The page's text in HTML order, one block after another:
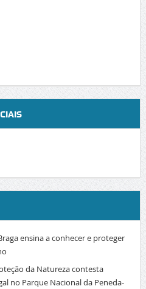
ensina a conhecer e proteger
da Natureza contesta
no Parque Nacional da Peneda-